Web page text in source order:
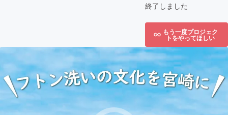
終了しました
もう一度プロジェク
トをやってほしい